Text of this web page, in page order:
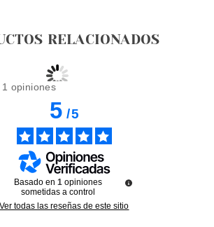
RELACIONADOS
1 opiniones
5/5
Basado en 1 opiniones
sometidas a control
Ver todas las reseñas de este sitio